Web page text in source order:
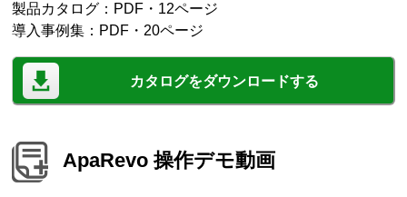
製品カタログ：PDF・12ページ
導入事例集：PDF・20ページ
カタログをダウンロードする
ApaRevo 操作デモ動画